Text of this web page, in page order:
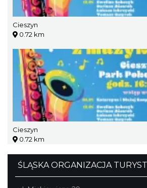
Cieszyn
0.72 km
Cieszyn
0.72 km
ŚLĄSKA ORGANIZACJA